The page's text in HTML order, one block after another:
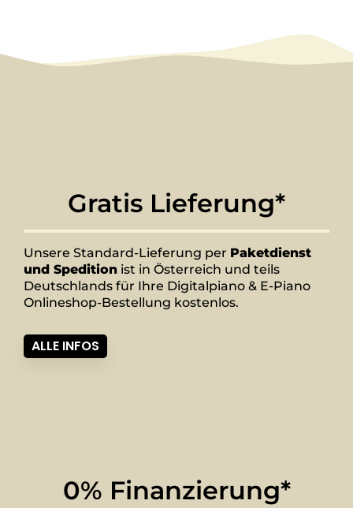
Gratis Lieferung*
Unsere Standard-Lieferung per Paketdienst
und Spedition ist in Österreich und teils
Deutschlands für Ihre Digitalpiano & E-Piano
Onlineshop-Bestellung kostenlos.
ALLE INFOS
0% Finanzierung*